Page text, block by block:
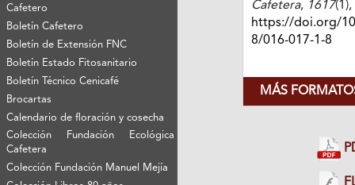
Cafetero
Boletín Cafetero
Boletín de Extensión FNC
Boletín Estado Fitosanitario
Boletín Técnico Cenicafé
Brocartas
Calendario de floración y cosecha
Colección Fundación Ecológica
Cafetera
Colección Fundación Manuel Mejía
Cafetera, 1617(1),
https://doi.org/
8/016-017-1-8
MÁS